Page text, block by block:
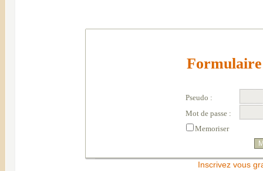
Pseudo :
Mot de passe :
Memoriser
Inscrivez vous